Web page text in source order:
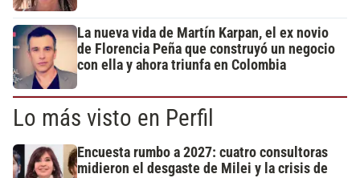
La nueva vida de Martín Karpan, el ex novio
de Florencia Peña que construyó un negocio
con ella y ahora triunfa en Colombia
Lo más visto en Perfil
Encuesta rumbo a 2027: cuatro consultoras
midieron el desgaste de Milei y la crisis de